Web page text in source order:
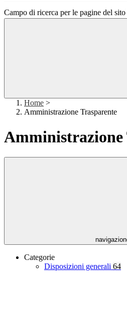
Campo di ricerca per le pagine del sito
Home >
Amministrazione Trasparente
Amministrazione
Categorie
Disposizioni generali 64